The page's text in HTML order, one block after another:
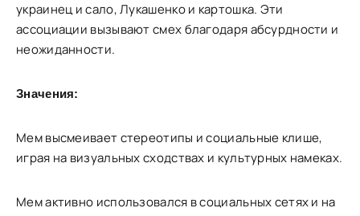
украинец и сало, Лукашенко и картошка. Эти
ассоциации вызывают смех благодаря абсурдности и
неожиданности.
Значения:
Мем высмеивает стереотипы и социальные клише,
играя на визуальных сходствах и культурных намеках.
Мем активно использовался в социальных сетях и на